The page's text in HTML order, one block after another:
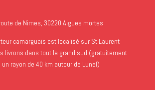
de Nimes, 30220 Aigues mortes
camarguais est localisé sur St Laurent
livrons dans tout le grand sud (gratuitement
un rayon de 40 km autour de Lunel)